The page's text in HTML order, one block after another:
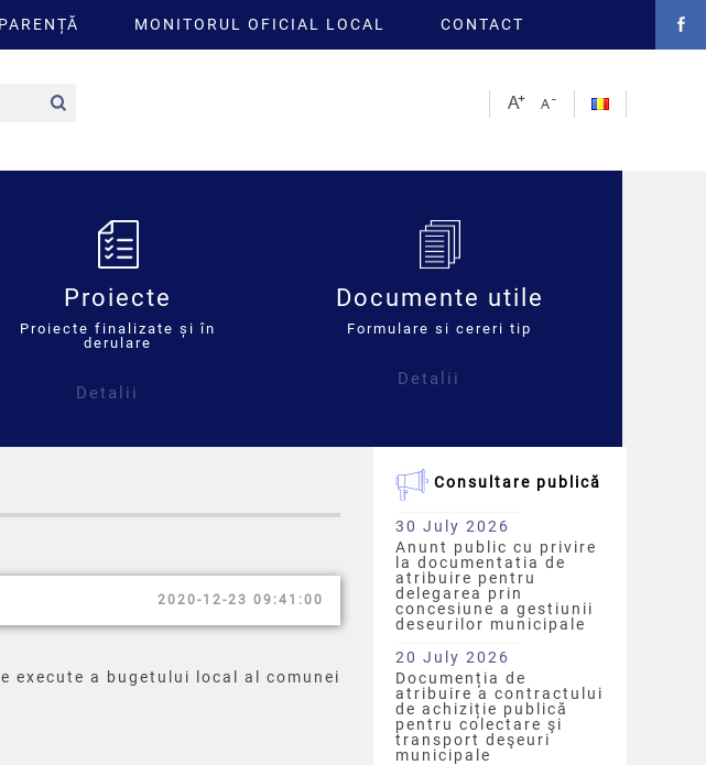
MONITORUL OFICIAL LOCAL CONTACT
Proiecte
Proiecte finalizate și în
derulare
Detalii
Documente utile
Formulare si cereri tip
Detalii
2020-12-23 09:41:00
execute a bugetului local al comunei
Consultare publică
30 July 2026
Anunt public cu privire
la documentatia de
atribuire pentru
delegarea prin
concesiune a gestiunii
deseurilor municipale
20 July 2026
Documenția de
atribuire a contractului
de achiziție publică
pentru colectare şi
transport deşeuri
municipale